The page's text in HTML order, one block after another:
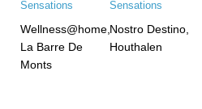
Wellness@home,
La Barre De
Monts
Nostro Destino,
Houthalen